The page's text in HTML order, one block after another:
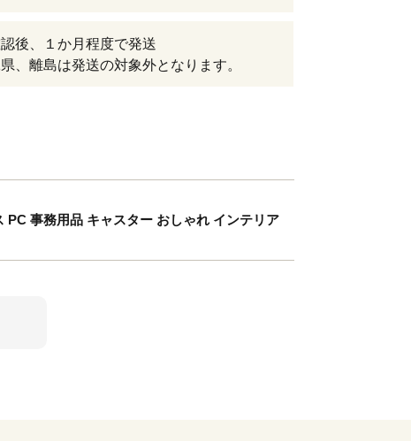
後、１か月程度で発送
、離島は発送の対象外となります。
事務用品 キャスター おしゃれ インテリア